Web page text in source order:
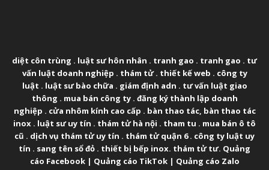
diệt côn trùng . luật sư hôn nhân . tranh gao . tranh gao . tư
vấn luật doanh nghiệp . thám tử. thiết kế web . công ty
luật . luật sư bào chữa . giám định adn . tư vấn luật giao
thông . mua bán công ty. đăng ký thành lập doanh
nghiệp . cửa nhôm kính cao cấp . bàn thao tác, bàn thao tác
inox . luật sư uy tín . thám tử hà nội . tham tu . mua bán ô tô
cũ . dịch vụ thám tử uy tín . thám tử quận 6. công ty luật uy
tín . sang tên sổ đỏ . thiết bị bếp inox. thám tử tư. Quảng
cáo Facebook| Quảng cáo TikTok| Quảng cáo Zalo